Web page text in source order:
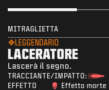
MITRAGLIETTA
LEGGENDARIO
LACERATORE
Lascerà il segno.
TRACCIANTE/IMPATTO:
EFFETTO
Effetto morte